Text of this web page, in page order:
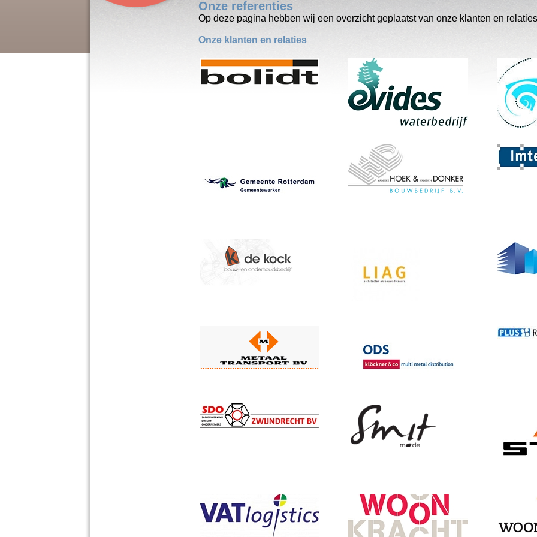
Onze referenties
Op deze pagina hebben wij een overzicht geplaatst van onze klanten en
Onze klanten en relaties